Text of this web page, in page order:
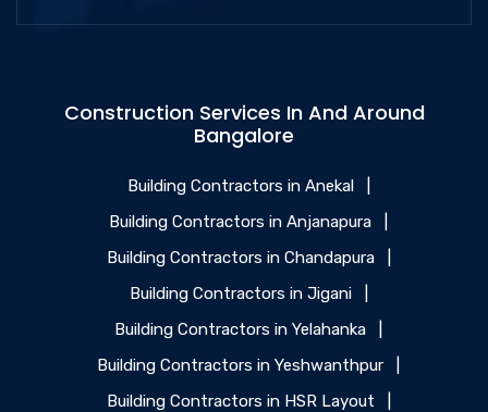
Construction Services In And Around
Bangalore
Building Contractors in Anekal
Building Contractors in Anjanapura
Building Contractors in Chandapura
Building Contractors in Jigani
Building Contractors in Yelahanka
Building Contractors in Yeshwanthpur
Building Contractors in HSR Layout